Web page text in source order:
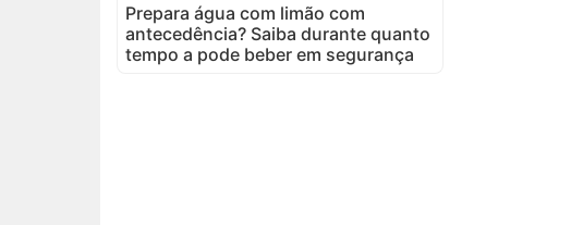
Prepara água com limão com
antecedência? Saiba durante quanto
tempo a pode beber em segurança